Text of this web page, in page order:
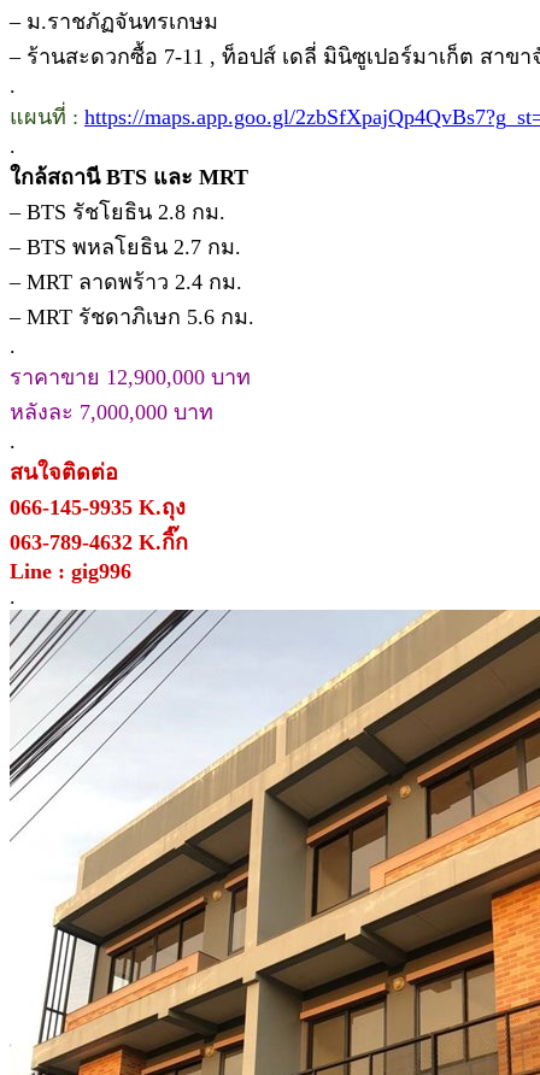
– ม.ราชภัฏจันทรเกษม
– ร้านสะดวกซื้อ 7-11 , ท็อปส์ เดลี่ มินิซูเปอร์มาเก็ต สาข
.
แผนที่ : https://maps.app.goo.gl/
.
ใกล้สถานี BTS และ MRT
– BTS รัชโยธิน 2.8 กม.
– BTS พหลโยธิน 2.7 กม.
– MRT ลาดพร้าว 2.4 กม.
– MRT รัชดาภิเษก 5.6 กม.
.
ราคาขาย 12,900,000 บาท
หลังละ 7,000,000 บาท
.
สนใจติดต่อ
066-145-9935 K.ถุง
063-789-4632 K.กิ๊ก
Line : gig996
.